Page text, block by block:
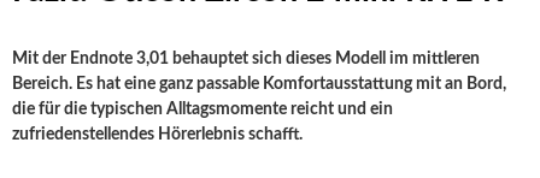
Mit der Endnote 3,01 behauptet sich dieses Modell im mittleren
Bereich. Es hat eine ganz passable Komfortausstattung mit an Bord,
die für die typischen Alltagsmomente reicht und ein
zufriedenstellendes Hörerlebnis schafft.